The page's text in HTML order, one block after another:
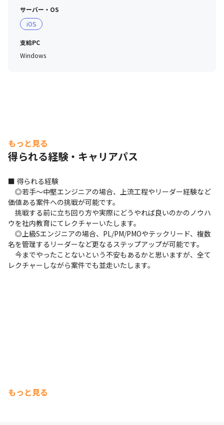
サーバー・OS
iOS
支給PC
Windows
もっと見る
得られる経験・キャリアパス
■ 得られる経験
◎若手〜中堅エンジニアの場合、上流工程やリーダー経験など
価値ある案件への挑戦が可能です。
挑戦する前に立ち回り方や実際にどうやれば良いのかのノウハ
ウを社内教育にてレクチャーいたします。
◎上級Sエンジニアの場合、PL/PM/PMOやテックリード、複数
名を管理するリーダーなど更なるステップアップが可能です。
今までやったことないという不安もあるかと思いますが、全て
レクチャーしながら案件でも並走いたします。
もっと見る